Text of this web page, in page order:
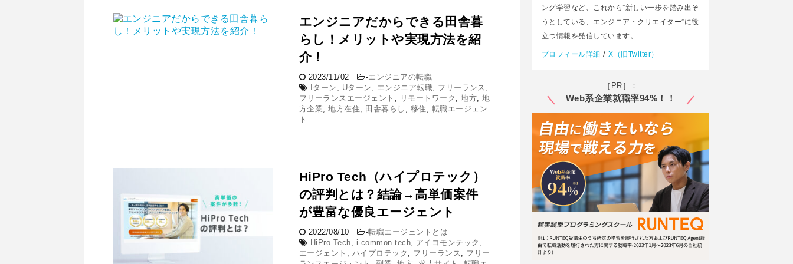
エンジニアだからできる田舎暮
らし！メリットや実現方法を紹
介！
2023/11/02 -エンジニアの転職
Iターン , Uターン , エンジニア転職, フリーランス ,
フリーランスエージェント , リモートワーク ,地方,地
方企業,地方在住, 田舎暮らし , 移住 , 転職エージェン
ト
HiPro Tech（ハイプロテック）
の評判とは？結論→高単価案件
が豊富な優良エージェント
2022/08/10 -転職エージェントとは
HiPro Tech, i-common tech, アイコモンテック ,
エージェント , ハイプロテック , フリーランス , フリー
ング学習など、これから”新しい一歩を踏み出そ
うとしている、エンジニア・クリエイター”に役
立つ情報を発信しています。
プロフィール詳細 /X（旧Twitter）
［PR］：
Web系企業就職率94%！！